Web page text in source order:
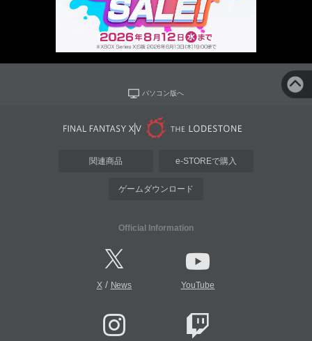
パソコン版へ
関連商品 e-STOREで購入
ゲームダウンロード
Official Information
X/ News YouTube